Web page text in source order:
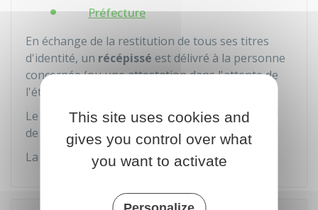
Préfecture
En échange de la restitution de tous ses titres
d'identité, un récépissé est délivré à la personne
concernée (ou une attestation dans l'attente de
l'établissement du récépissé).
Le récépissé est considéré comme un justificatif
de son identité en France.
La durée du récépissé est égale à celle de l'IST.
This site uses cookies and
gives you control over what
you want to activate